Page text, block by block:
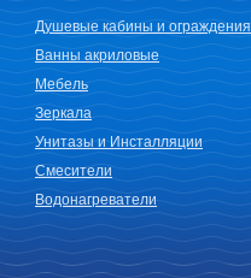
Душевые кабины и ограждения
Ванны акриловые
Мебель
Зеркала
Унитазы и Инсталляции
Смесители
Водонагреватели